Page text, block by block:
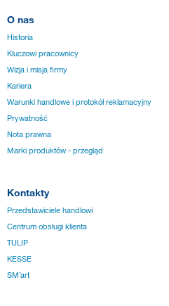
O nas
Historia
Kluczowi pracownicy
Wizja i misja firmy
Kariera
Warunki handlowe i protokół reklamacyjny
Prywatność
Nota prawna
Marki produktów - przegląd
Kontakty
Przedstawiciele handlowi
Centrum obsługi klienta
TULIP
KESSE
SM´art